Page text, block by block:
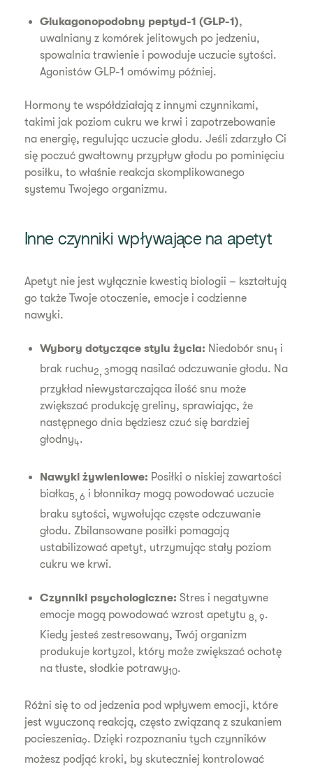
Glukagonopodobny peptyd-1 (GLP-1),
uwalniany z komórek jelitowych po jedzeniu,
spowalnia trawienie i powoduje uczucie sytości.
Agonistów GLP-1 omówimy później.
Hormony te współdziałają z innymi czynnikami,
takimi jak poziom cukru we krwi i zapotrzebowanie
na energię, regulując uczucie głodu. Jeśli zdarzyło Ci
się poczuć gwałtowny przypływ głodu po pominięciu
posiłku, to właśnie reakcja skomplikowanego
systemu Twojego organizmu.
Inne czynniki wpływające na apetyt
Apetyt nie jest wyłącznie kwestią biologii – kształtują
go także Twoje otoczenie, emocje i codzienne
nawyki.
Wybory dotyczące stylu życia: Niedobór snu1 i
brak ruchu2, 3mogą nasilać odczuwanie głodu. Na
przykład niewystarczająca ilość snu może
zwiększać produkcję greliny, sprawiając, że
następnego dnia będziesz czuć się bardziej
głodny4.
Nawyki żywieniowe: Posiłki o niskiej zawartości
białka5, 6 i błonnika7 mogą powodować uczucie
braku sytości, wywołując częste odczuwanie
głodu. Zbilansowane posiłki pomagają
ustabilizować apetyt, utrzymując stały poziom
cukru we krwi.
Czynniki psychologiczne: Stres i negatywne
emocje mogą powodować wzrost apetytu8, 9.
Kiedy jesteś zestresowany, Twój organizm
produkuje kortyzol, który może zwiększać ochotę
na tłuste, słodkie potrawy10.
Różni się to od jedzenia pod wpływem emocji, które
jest wyuczoną reakcją, często związaną z szukaniem
pocieszenia9. Dzięki rozpoznaniu tych czynników
możesz podjąć kroki, by skuteczniej kontrolować